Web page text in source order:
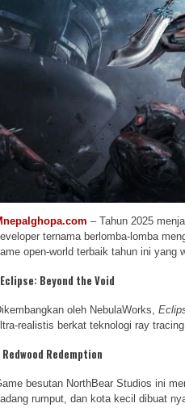
– Tahun 2025
ternama berlomba-lomba
open-world terbaik tahun ini yang
Eclipse: Beyond the Void
oleh NebulaWorks,
realistis berkat teknologi ray tracing
Redwood Redemption
besutan NorthBear Studios ini
rumput, dan kota kecil dibuat